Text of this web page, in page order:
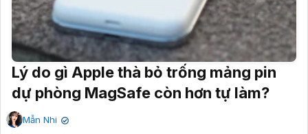
Lý do gì Apple thà bỏ trống mảng pin
dự phòng MagSafe còn hơn tự làm?
Mẫn Nhi ✔